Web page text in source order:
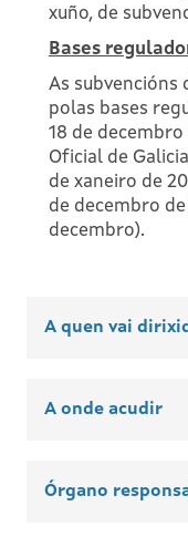
xuño, de
Bases
As subvencións
polas bases
18 de
Oficial de
de xaneiro de
de decembro de
decembro).
A quen vai
A onde acudir
Órgano